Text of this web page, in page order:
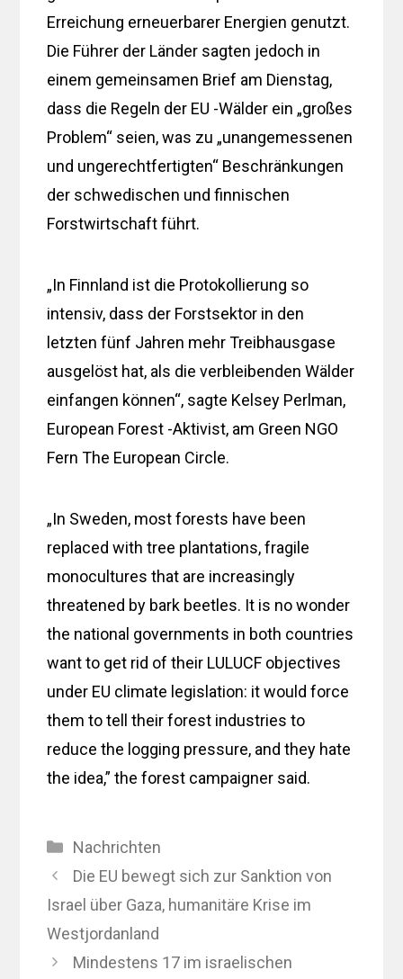
Erreichung erneuerbarer Energien genutzt.
Die Führer der Länder sagten jedoch in
einem gemeinsamen Brief am Dienstag,
dass die Regeln der EU -Wälder ein „großes
Problem“ seien, was zu „unangemessenen
und ungerechtfertigten“ Beschränkungen
der schwedischen und finnischen
Forstwirtschaft führt.
„In Finnland ist die Protokollierung so
intensiv, dass der Forstsektor in den
letzten fünf Jahren mehr Treibhausgase
ausgelöst hat, als die verbleibenden Wälder
einfangen können“, sagte Kelsey Perlman,
European Forest -Aktivist, am Green NGO
Fern The European Circle.
„In Sweden, most forests have been
replaced with tree plantations, fragile
monocultures that are increasingly
threatened by bark beetles. It is no wonder
the national governments in both countries
want to get rid of their LULUCF objectives
under EU climate legislation: it would force
them to tell their forest industries to
reduce the logging pressure, and they hate
the idea,” the forest campaigner said.
Kategorien
Nachrichten
Die EU bewegt sich zur Sanktion von
Israel über Gaza, humanitäre Krise im
Westjordanland
Mindestens 17 im israelischen